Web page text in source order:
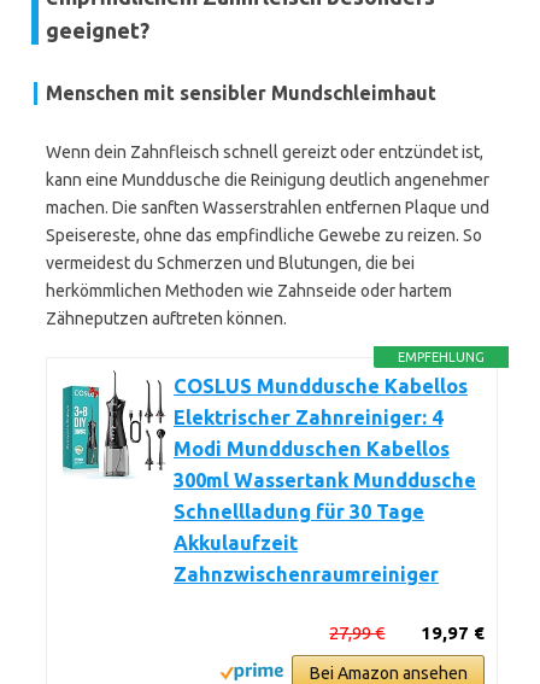
geeignet?
Menschen mit sensibler Mundschleimhaut
Wenn dein Zahnfleisch schnell gereizt oder entzündet ist,
kann eine Munddusche die Reinigung deutlich angenehmer
machen. Die sanften Wasserstrahlen entfernen Plaque und
Speisereste, ohne das empfindliche Gewebe zu reizen. So
vermeidest du Schmerzen und Blutungen, die bei
herkömmlichen Methoden wie Zahnseide oder hartem
Zähneputzen auftreten können.
EMPFEHLUNG
COSLUS Munddusche Kabellos
Elektrischer Zahnreiniger: 4
Modi Mundduschen Kabellos
300ml Wassertank Munddusche
Schnellladung für 30 Tage
Akkulaufzeit
Zahnzwischenraumreiniger
19,97 €
27,99 €
Bei Amazon ansehen